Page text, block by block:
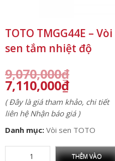
TOTO TMGG44E – Vòi
sen tắm nhiệt độ
9,070,000₫
7,110,000₫
( Đây là giá tham khảo, chi tiết
liên hệ Nhận báo giá )
Danh mục: Vòi sen TOTO
THÊM VÀO